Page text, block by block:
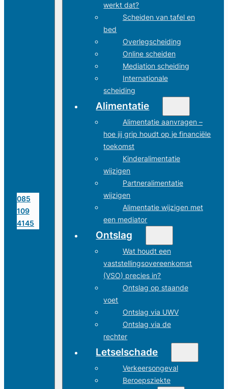
085
109
4145
werkt dat?
Scheiden van tafel en
bed
Overlegscheiding
Online scheiden
Mediation scheiding
Internationale
scheiding
Alimentatie
Alimentatie aanvragen –
hoe jij grip houdt op je financiële
toekomst
Kinderalimentatie
wijzigen
Partneralimentatie
wijzigen
Alimentatie wijzigen met
een mediator
Ontslag
Wat houdt een
vaststellingsovereenkomst
(VSO) precies in?
Ontslag op staande
voet
Ontslag via UWV
Ontslag via de
rechter
Letselschade
Verkeersongeval
Beroepsziekte